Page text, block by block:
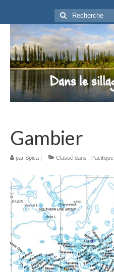
Rechercher
:
Gambier
par Spica | Classé dans : Pacifique